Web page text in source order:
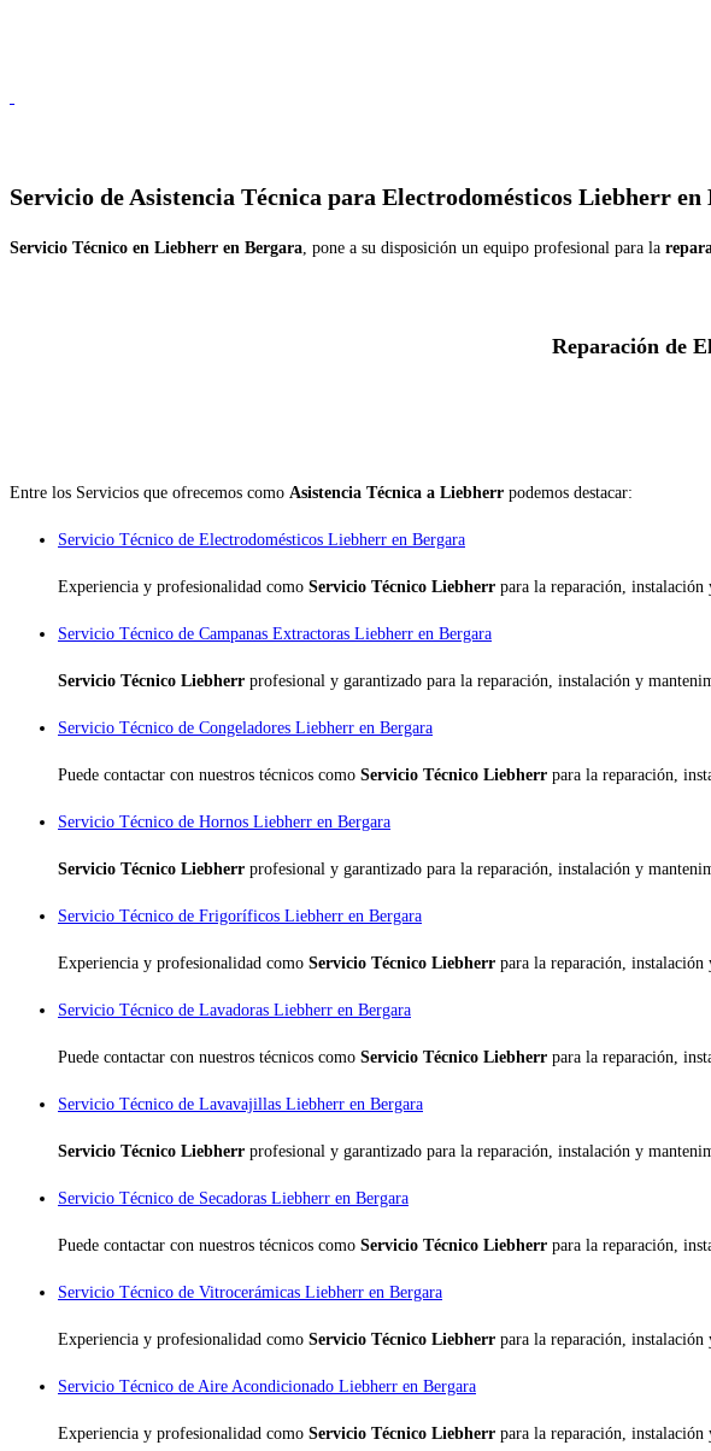
Servicio de Asistencia Técnica para Electrodomésticos Liebherr en
Servicio Técnico en Liebherr en Bergara, pone a su disposición un equipo profesional para la
Reparación de
Entre los Servicios que ofrecemos como Asistencia Técnica a Liebherr podemos destacar:
Servicio Técnico de Electrodomésticos Liebherr en Bergara
Experiencia y profesionalidad como Servicio Técnico Liebherr para la reparación,
Servicio Técnico de Campanas Extractoras Liebherr en Bergara
Servicio Técnico Liebherr profesional y garantizado para la reparación, instalación y
Servicio Técnico de Congeladores Liebherr en Bergara
Puede contactar con nuestros técnicos como Servicio Técnico Liebherr para la reparación,
Servicio Técnico de Hornos Liebherr en Bergara
Servicio Técnico Liebherr profesional y garantizado para la reparación, instalación y
Servicio Técnico de Frigoríficos Liebherr en Bergara
Experiencia y profesionalidad como Servicio Técnico Liebherr para la reparación,
Servicio Técnico de Lavadoras Liebherr en Bergara
Puede contactar con nuestros técnicos como Servicio Técnico Liebherr para la reparación,
Servicio Técnico de Lavavajillas Liebherr en Bergara
Servicio Técnico Liebherr profesional y garantizado para la reparación, instalación y
Servicio Técnico de Secadoras Liebherr en Bergara
Puede contactar con nuestros técnicos como Servicio Técnico Liebherr para la reparación,
Servicio Técnico de Vitrocerámicas Liebherr en Bergara
Experiencia y profesionalidad como Servicio Técnico Liebherr para la reparación,
Servicio Técnico de Aire Acondicionado Liebherr en Bergara
Experiencia y profesionalidad como Servicio Técnico Liebherr para la reparación,